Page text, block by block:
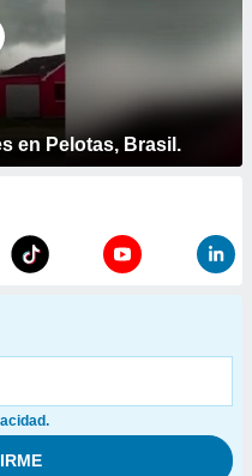
en Pelotas, Brasil.